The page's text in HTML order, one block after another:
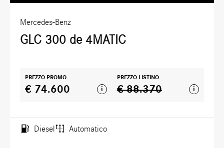
Mercedes-Benz
GLC 300 de 4MATIC
PREZZO PROMO
€ 74.600 i
PREZZO LISTINO
€ 88.370 i
Diesel Automatico